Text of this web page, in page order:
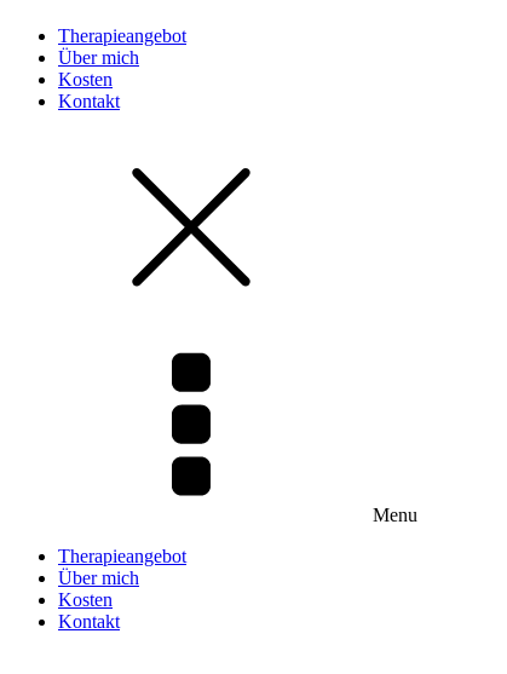
Therapieangebot
Über mich
Kosten
Kontakt
Menu
Therapieangebot
Über mich
Kosten
Kontakt